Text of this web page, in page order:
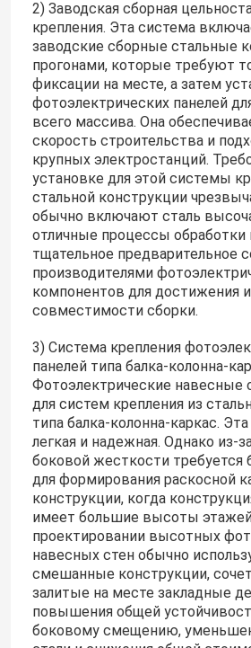
2) Заводская сборная
крепления. Эта система
заводские сборные стальные
прогонами, которые требуют
фиксации на месте, а затем
фотоэлектрических панелей
всего массива. Она
скорость строительства и
крупных электростанций.
установке для этой системы
стальной конструкции
обычно включают сталь
отличные процессы обработки
тщательное предварительное
производителями
компонентов для достижения
совместимости сборки.
3) Система крепления
панелей типа балка-колонна-
Фотоэлектрические навесные
для систем крепления из
типа балка-колонна-каркас.
легкая и надежная. Однако из-
боковой жесткости требуется
для формирования раскосной
конструкции, когда
имеет большие высоты
проектировании высотных
навесных стен обычно
смешанные конструкции,
залитые на месте закладные
повышения общей
боковому смещению,